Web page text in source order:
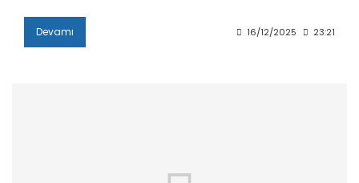
Devamı 16/12/2025 23:21